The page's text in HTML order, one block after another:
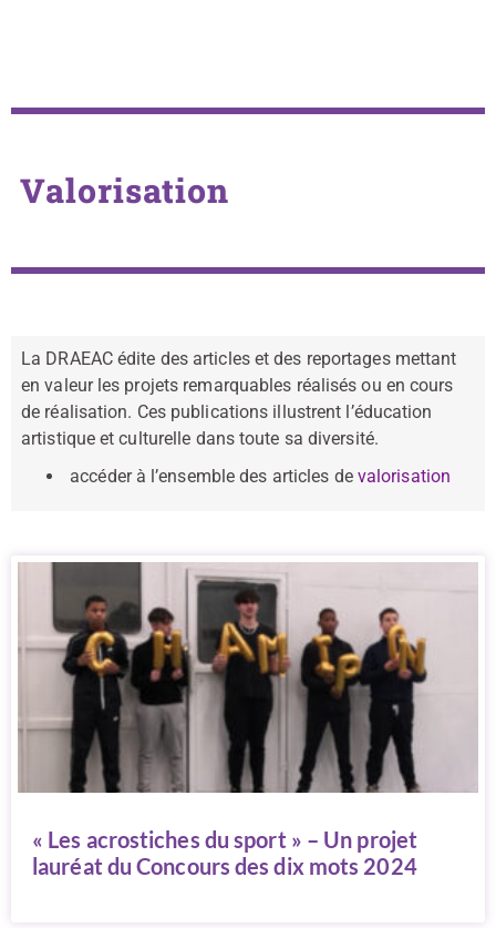
Valorisation
La DRAEAC édite des articles et des reportages mettant
en valeur les projets remarquables réalisés ou en cours
de réalisation. Ces publications illustrent l’éducation
artistique et culturelle dans toute sa diversité.
accéder à l’ensemble des articles de valorisation
« Les acrostiches du sport » – Un projet
lauréat du Concours des dix mots 2024